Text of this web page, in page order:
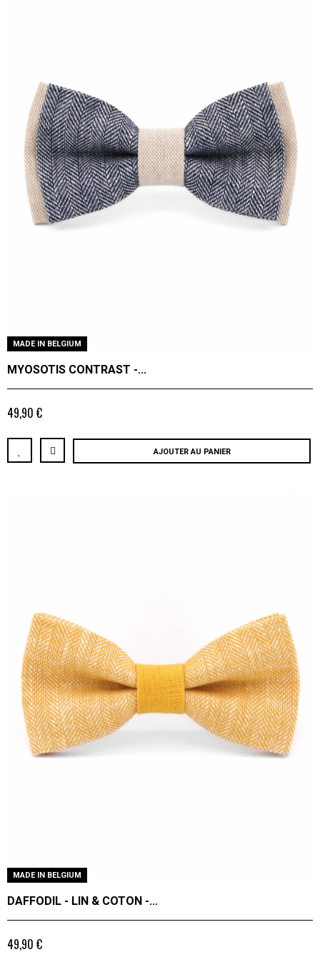
MADE IN BELGIUM
MYOSOTIS CONTRAST -...
49,90 €
AJOUTER AU PANIER
MADE IN BELGIUM
DAFFODIL - LIN & COTON -...
49,90 €